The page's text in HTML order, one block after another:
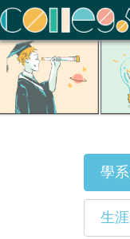
ColleGo! 大學選才與高
學
生